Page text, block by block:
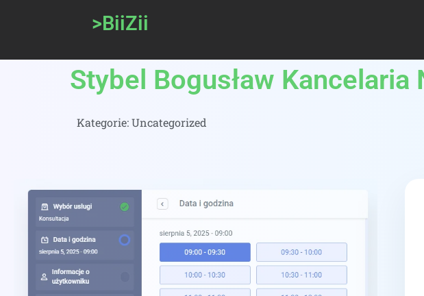
>BiiZii
Stybel Bogusław
Kategorie:Uncategorized